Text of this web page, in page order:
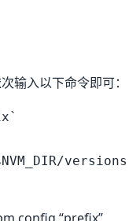
输入以下命令即可：